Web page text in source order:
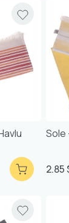
Sole
2.85